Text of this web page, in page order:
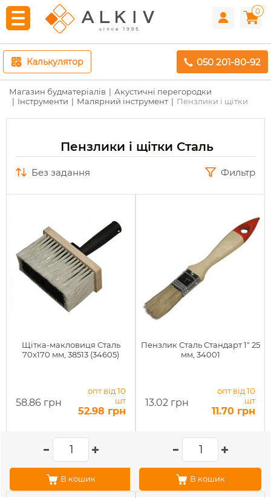
0
Калькулятор 050 201-80-92
Магазин будматеріалів
Акустичні перегородки
Інструменти
Малярний інструмент Пензлики і щітки
Пензлики і щітки Сталь
без задання Фильтр
Щітка-макловиця Сталь
70x170 мм, 38513 (34605)
58.86 грн
опт від 10
шт
52.98 грн
В кошик
Пензлик Сталь Стандарт 1" 25
мм, 34001
13.02 грн
опт від 10
шт
11.70 грн
В кошик